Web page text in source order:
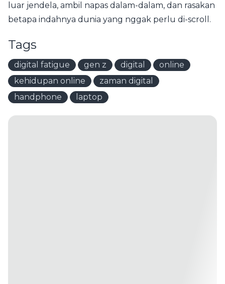
luar jendela, ambil napas dalam-dalam, dan rasakan
betapa indahnya dunia yang nggak perlu di-scroll.
Tags
digital fatigue gen z digital
online
kehidupan online
zaman digital
handphone
laptop